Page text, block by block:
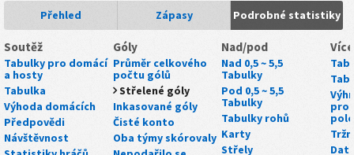
Přehled Zápasy Podrobné statistiky
Soutěž
Tabulky pro domácí
a hosty
Tabulka
Výhoda domácích
Předpovědi
Návštěvnost
Góly
Průměr celkového
počtu gólů
Střelené góly
Inkasované góly
Čisté konto
Oba týmy skórovaly
Nad/pod
Nad 0,5 ~ 5,5
Tabulky
Pod 0,5 ~ 5,5
Tabulky
Tabulky rohů
Karty
Střely
Více